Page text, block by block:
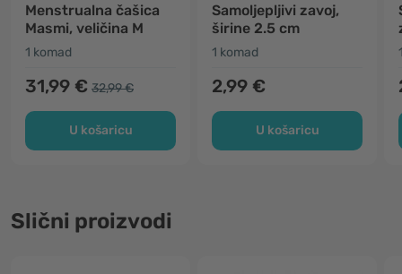
Menstrualna čašica
Masmi, veličina M
1 komad
31,99 € 32,99 €
U košaricu
Samoljepljivi zavoj,
širine 2.5 cm
1 komad
2,99 €
U košaricu
Slični proizvodi